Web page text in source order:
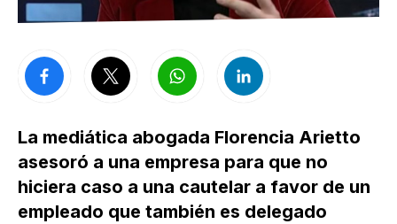
La mediática abogada Florencia Arietto
asesoró a una empresa para que no
hiciera caso a una cautelar a favor de un
empleado que también es delegado